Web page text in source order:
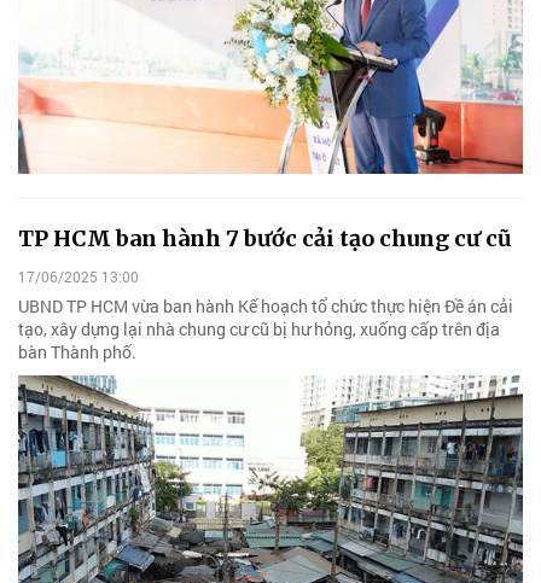
TP HCM ban hành 7 bước cải tạo chung cư cũ
17/06/2025 13:00
UBND TP HCM vừa ban hành Kế hoạch tổ chức thực hiện Đề án cải
tạo, xây dựng lại nhà chung cư cũ bị hư hỏng, xuống cấp trên địa
bàn Thành phố.